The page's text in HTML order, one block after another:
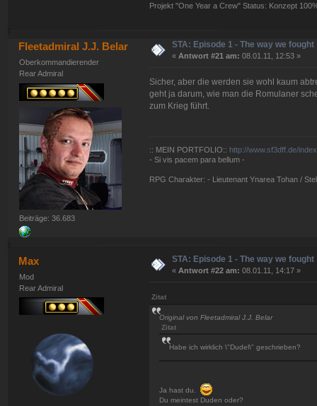
Projekt "One Year a Crew" Status: Konzept
Fleetadmiral J.J. Belar
Oberkommandierender
Rear Admiral
Beiträge: 36.683
STA: Episode 1 - The way we fought
« Antwort #21 am: 08.01.11, 12:53 »
Sicher, aber die werden sie wohl kaum
geht ja darum, wie man die Romulaner
zum Krieg führt.
:: MEIN PORTFOLIO:: http://www.sf3dff.de/
- Si vis pacem para bellum -
RPG Charakter: - Lieutenant Ynarea Tohan /
Max
Mod
Rear Admiral
STA: Episode 1 - The way we fought
« Antwort #22 am: 08.01.11, 14:17 »
Zitat
Original von Fleetadmiral J.J. Belar
Zitat
Habe ich wirklich \"Dudel\" geschrieben?
Ja hast du.
Du meintest Duden oder?